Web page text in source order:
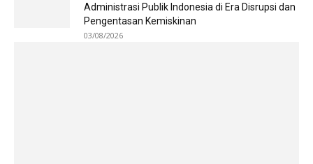
Administrasi Publik Indonesia di Era Disrupsi dan
Pengentasan Kemiskinan
03/08/2026